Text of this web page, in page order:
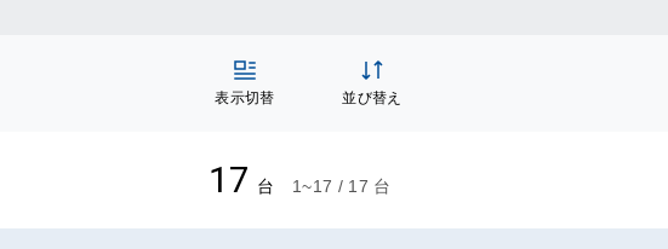
表示切替 並び替え
17 台 1~17 / 17 台